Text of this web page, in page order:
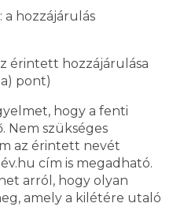
a hozzájárulás
érintett hozzájárulása
pont)
hogy a fenti
Nem szükséges
az érintett nevét
cím is megadható.
arról, hogy olyan
amely a kilétére utaló